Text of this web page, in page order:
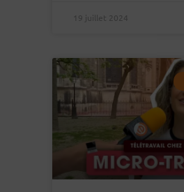
19 juillet 2024